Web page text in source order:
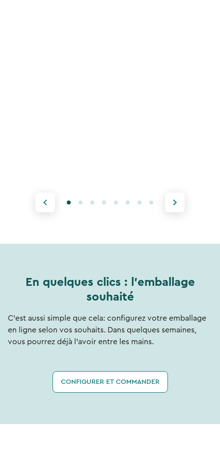
En quelques clics : l'emballage
souhaité
C'est aussi simple que cela: configurez votre emballage
en ligne selon vos souhaits. Dans quelques semaines,
vous pourrez déjà l'avoir entre les mains.
CONFIGURER ET COMMANDER